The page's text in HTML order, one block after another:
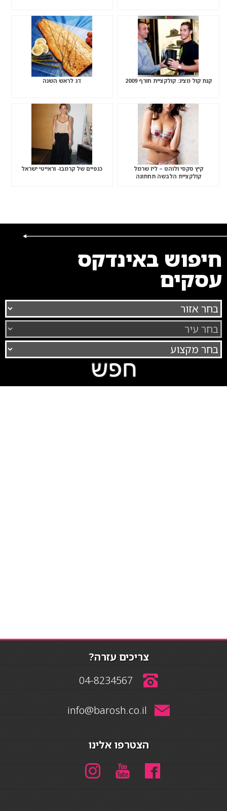
קנת קול מציג: קולקציית חורף 2009 דג לראש השנה
קיץ סקסי ולוהט – ליז שרמל
קולקציית הלבשה תחתונה
כנפיים של קרמבו- וראייטי ישראל
חיפוש באינדקס
עסקים
צריכים עזרה?
04-8234567
info@barosh.co.il
הצטרפו אלינו